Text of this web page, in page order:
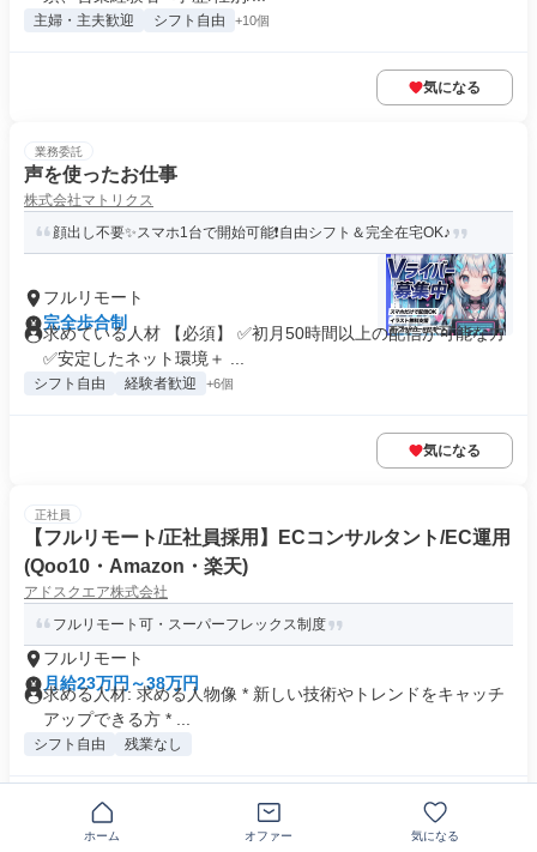
主婦・主夫歓迎 シフト自由 +10個
気になる
業務委託
声を使ったお仕事
株式会社マトリクス
顔出し不要✨スマホ1台で開始可能❗自由シフト＆完全在宅OK♪
フルリモート
完全歩合制
求めている人材 【必須】 ✅初月50時間以上の配信が可能な方
✅安定したネット環境＋ ...
シフト自由 経験者歓迎 +6個
気になる
正社員
【フルリモート/正社員採用】ECコンサルタント/EC運用
(Qoo10・Amazon・楽天)
アドスクエア株式会社
フルリモート可・スーパーフレックス制度
フルリモート
月給23万円～38万円
求める人材: 求める人物像 * 新しい技術やトレンドをキャッチ
アップできる方 * ...
シフト自由 残業なし
気になる
ホーム オファー 気になる